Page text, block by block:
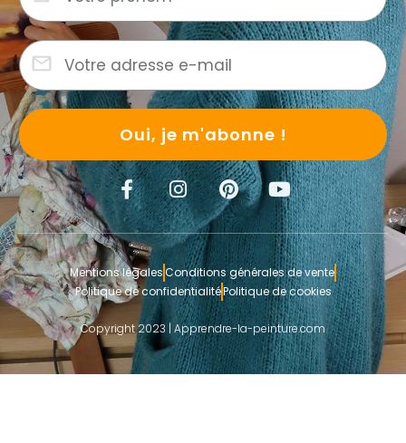
Oui, je m'abonne !
Mentions légalesConditions générales de vente
Politique de confidentialitéPolitique de cookies
Copyright 2023 | Apprendre-la-peinture.com